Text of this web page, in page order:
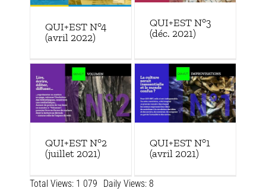
QUI+EST N°4
(avril 2022)
QUI+EST N°3
(déc. 2021)
QUI+EST N°2
(juillet 2021)
QUI+EST N°1
(avril 2021)
Total Views: 1 079 Daily Views: 8